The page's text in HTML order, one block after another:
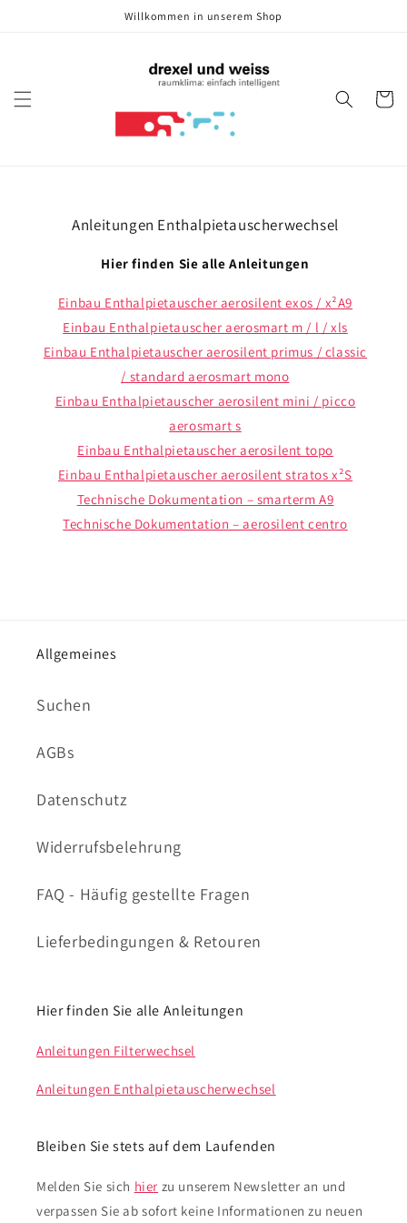
Willkommen in unserem Shop
Anleitungen Enthalpietauscherwechsel
Hier finden Sie alle Anleitungen
Einbau Enthalpietauscher aerosilent exos / x²A9
Einbau Enthalpietauscher aerosmart m / l / xls
Einbau Enthalpietauscher aerosilent primus / classic
/ standard aerosmart mono
Einbau Enthalpietauscher aerosilent mini / picco
aerosmart s
Einbau Enthalpietauscher aerosilent topo
Einbau Enthalpietauscher aerosilent stratos x²S
Technische Dokumentation – smarterm A9
Technische Dokumentation – aerosilent centro
Allgemeines
Suchen
AGBs
Datenschutz
Widerrufsbelehrung
FAQ - Häufig gestellte Fragen
Lieferbedingungen & Retouren
Hier finden Sie alle Anleitungen
Anleitungen Filterwechsel
Anleitungen Enthalpietauscherwechsel
Bleiben Sie stets auf dem Laufenden
Melden Sie sich hier zu unserem Newsletter an und
verpassen Sie ab sofort keine Informationen zu neuen